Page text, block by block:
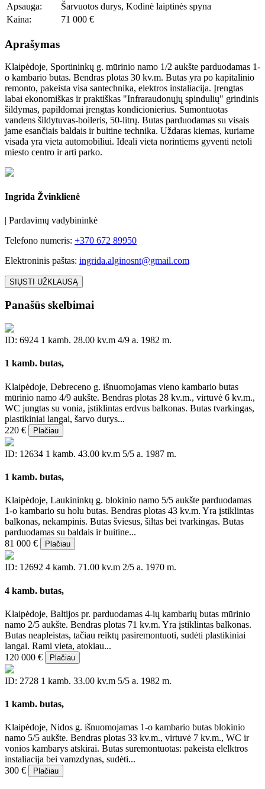
Apsauga:
Šarvuotos durys, Kodinė laiptinės spyna
Kaina:
71 000 €
Aprašymas
Klaipėdoje, Sportininkų g. mūrinio namo 1/2 aukšte parduodamas 1-
o kambario butas. Bendras plotas 30 kv.m. Butas yra po kapitalinio
remonto, pakeista visa santechnika, elektros instaliacija. Įrengtas
labai ekonomiškas ir praktiškas "Infraraudonųjų spindulių" grindinis
šildymas, papildomai įrengtas kondicionierius. Sumontuotas
vandens šildytuvas-boileris, 50-litrų. Butas parduodamas su visais
jame esančiais baldais ir buitine technika. Uždaras kiemas, kuriame
visada yra vieta automobiliui. Ideali vieta norintiems gyventi netoli
miesto centro ir arti parko.
Ingrida Žvinklienė
| Pardavimų vadybininkė
Telefono numeris: +370 672 89950
Elektroninis paštas: ingrida.alginosnt@gmail.com
SIŲSTI UŽKLAUSĄ
Panašūs skelbimai
ID: 6924 1 kamb. 28.00 kv.m 4/9 a. 1982 m.
1 kamb. butas,
Klaipėdoje, Debreceno g. išnuomojamas vieno kambario butas
mūrinio namo 4/9 aukšte. Bendras plotas 28 kv.m., virtuvė 6 kv.m.,
WC jungtas su vonia, įstiklintas erdvus balkonas. Butas tvarkingas,
plastikiniai langai, šarvo durys...
220 €
Plačiau
ID: 12634 1 kamb. 43.00 kv.m 5/5 a. 1987 m.
1 kamb. butas,
Klaipėdoje, Laukininkų g. blokinio namo 5/5 aukšte parduodamas
1-o kambario su holu butas. Bendras plotas 43 kv.m. Yra įstiklintas
balkonas, nekampinis. Butas šviesus, šiltas bei tvarkingas. Butas
parduodamas su baldais ir buitine...
81 000 €
Plačiau
ID: 12692 4 kamb. 71.00 kv.m 2/5 a. 1970 m.
4 kamb. butas,
Klaipėdoje, Baltijos pr. parduodamas 4-ių kambarių butas mūrinio
namo 2/5 aukšte. Bendras plotas 71 kv.m. Yra įstiklintas balkonas.
Butas neapleistas, tačiau reiktų pasiremontuoti, sudėti plastikiniai
langai. Rami vieta, atokiau...
120 000 €
Plačiau
ID: 2728 1 kamb. 33.00 kv.m 5/5 a. 1982 m.
1 kamb. butas,
Klaipėdoje, Nidos g. išnuomojamas 1-o kambario butas blokinio
namo 5/5 aukšte. Bendras plotas 33 kv.m., virtuvė 7 kv.m., WC ir
vonios kambarys atskirai. Butas suremontuotas: pakeista elelktros
instaliacija bei vamzdynas, sudėti...
300 €
Plačiau